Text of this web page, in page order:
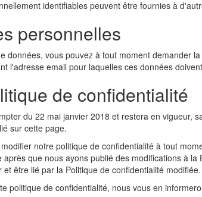
identifiables peuvent être fournies à
personnelles
données, vous pouvez à tout moment demander
l'adresse email pour laquelles ces données
de confidentialité
du 22 mai janvier 2018 et restera en vigueur,
sur cette page.
notre politique de confidentialité à tout
que nous ayons publié des modifications à
être lié par la Politique de confidentialité modifiée.
politique de confidentialité, nous vous en